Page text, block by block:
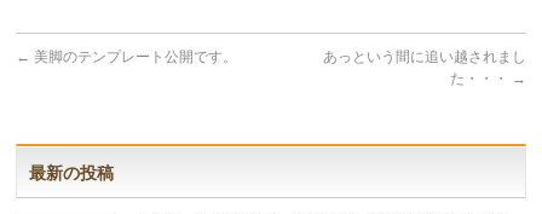
← 美脚のテンプレート公開です。
あっという間に追い越されまし
た・・・
→
最新の投稿